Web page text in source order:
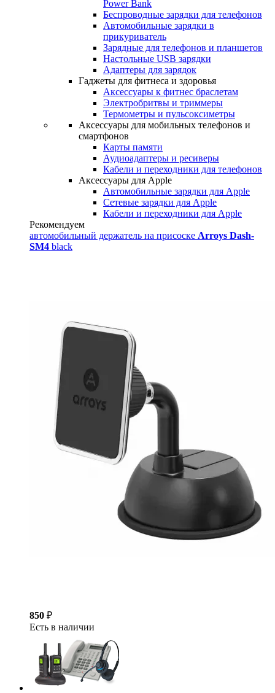
Power Bank
Беспроводные зарядки для телефонов
Автомобильные зарядки в
прикуриватель
Зарядные для телефонов и планшетов
Настольные USB зарядки
Адаптеры для зарядок
Гаджеты для фитнеса и здоровья
Аксессуары к фитнес браслетам
Электробритвы и триммеры
Термометры и пульсоксиметры
Аксессуары для мобильных телефонов и
смартфонов
Карты памяти
Аудиоадаптеры и ресиверы
Кабели и переходники для телефонов
Аксессуары для Apple
Автомобильные зарядки для Apple
Сетевые зарядки для Apple
Кабели и переходники для Apple
Рекомендуем
автомобильный держатель на присоске Arroys Dash-
SM4 black
850 ₽
Есть в наличии